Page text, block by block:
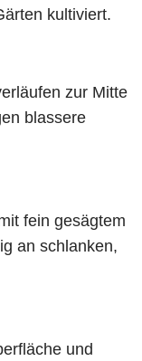
kultiviert.
zur Mitte
blassere
fein gesägtem
an schlanken,
und